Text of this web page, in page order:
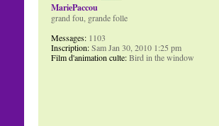
MariePaccou
grand fou, grande folle
Messages:1103
Inscription:Sam Jan 30, 2010 1:25 pm
Film d'animation culte:Bird in the window